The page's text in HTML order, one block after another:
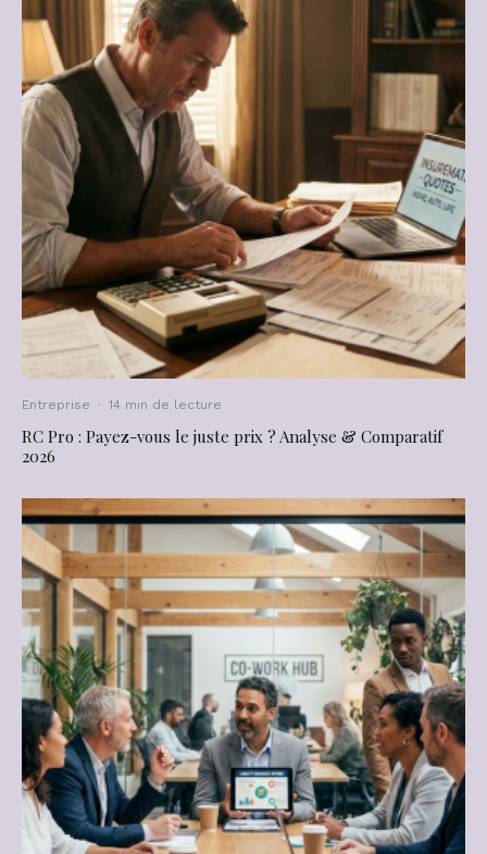
Entreprise · 14 min de lecture
RC Pro : Payez-vous le juste prix ? Analyse & Comparatif
2026